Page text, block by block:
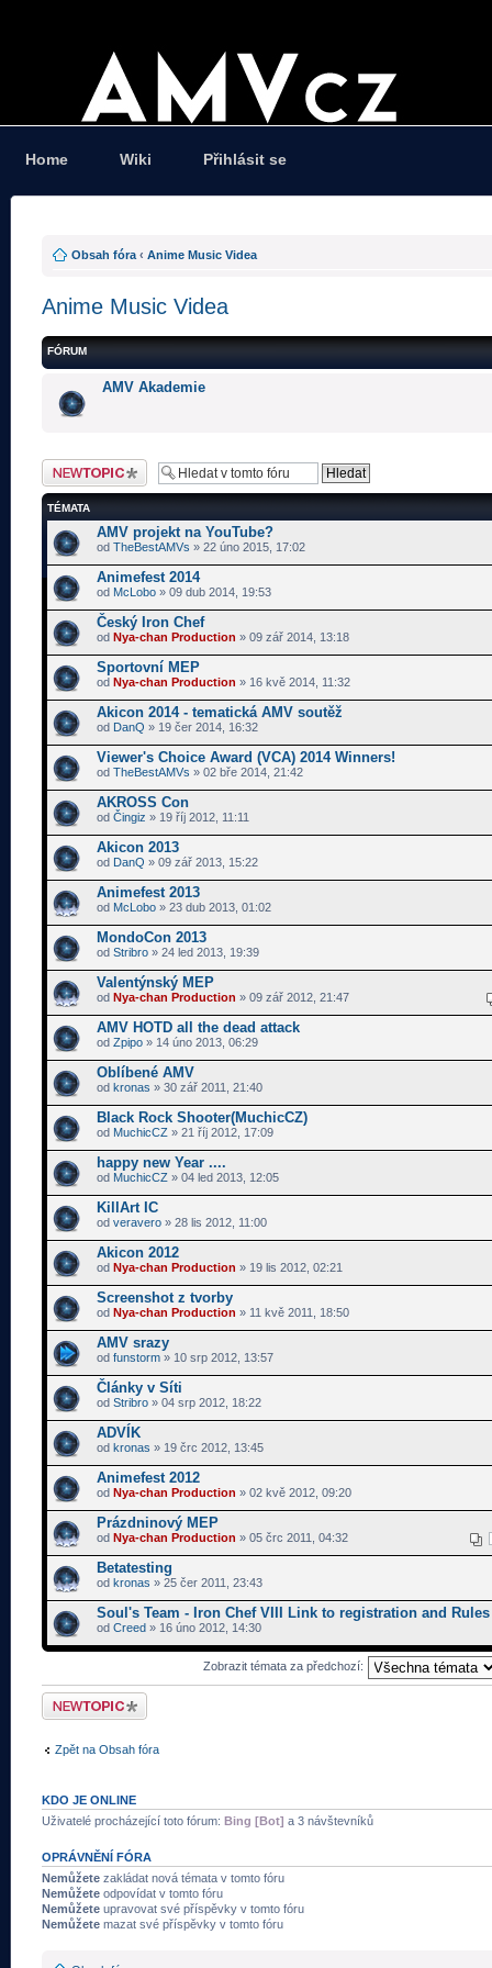
Home Wiki Přihlásit se
Obsah fóra ‹ Anime Music Videa
Anime Music Videa
FÓRUM
AMV Akademie
Odeslat nové téma
TÉMATA
AMV projekt na YouTube?
od TheBestAMVs » 22 úno 2015, 17:02
Animefest 2014
od McLobo » 09 dub 2014, 19:53
Český Iron Chef
od Nya-chan Production » 09 zář 2014, 13:18
Sportovní MEP
od Nya-chan Production » 16 kvě 2014, 11:32
Akicon 2014 - tematická AMV soutěž
od DanQ » 19 čer 2014, 16:32
Viewer's Choice Award (VCA) 2014 Winners!
od TheBestAMVs » 02 bře 2014, 21:42
AKROSS Con
od Čingiz » 19 říj 2012, 11:11
Akicon 2013
od DanQ » 09 zář 2013, 15:22
Animefest 2013
od McLobo » 23 dub 2013, 01:02
MondoCon 2013
od Stribro » 24 led 2013, 19:39
Valentýnský MEP
od Nya-chan Production » 09 zář 2012, 21:47
AMV HOTD all the dead attack
od Zpipo » 14 úno 2013, 06:29
Oblíbené AMV
od kronas » 30 zář 2011, 21:40
Black Rock Shooter(MuchicCZ)
od MuchicCZ » 21 říj 2012, 17:09
happy new Year ....
od MuchicCZ » 04 led 2013, 12:05
KillArt IC
od veravero » 28 lis 2012, 11:00
Akicon 2012
od Nya-chan Production » 19 lis 2012, 02:21
Screenshot z tvorby
od Nya-chan Production » 11 kvě 2011, 18:50
AMV srazy
od funstorm » 10 srp 2012, 13:57
Články v Síti
od Stribro » 04 srp 2012, 18:22
ADVÍK
od kronas » 19 črc 2012, 13:45
Animefest 2012
od Nya-chan Production » 02 kvě 2012, 09:20
Prázdninový MEP
od Nya-chan Production » 05 črc 2011, 04:32
Betatesting
od kronas » 25 čer 2011, 23:43
Soul's Team - Iron Chef VIII Link to registration and Rules
od Creed » 16 úno 2012, 14:30
Zobrazit témata za předchozí:
Odeslat nové téma
Zpět na Obsah fóra
KDO JE ONLINE
Uživatelé procházející toto fórum: Bing [Bot] a 3 návštevníků
OPRÁVNĚNÍ FÓRA
Nemůžete zakládat nová témata v tomto fóru
Nemůžete odpovídat v tomto fóru
Nemůžete upravovat své příspěvky v tomto fóru
Nemůžete mazat své příspěvky v tomto fóru